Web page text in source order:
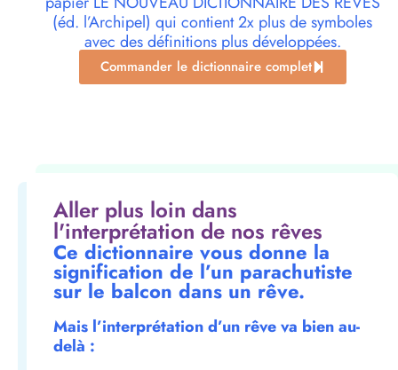
(éd. l’Archipel) qui contient 2x plus de symboles
avec des définitions plus développées.
Commander le dictionnaire complet
Aller plus loin dans
l'interprétation de nos rêves
Ce dictionnaire vous donne la
signification de l’un parachutiste
sur le balcon dans un rêve.
Mais l’interprétation d’un rêve va bien au-
delà :